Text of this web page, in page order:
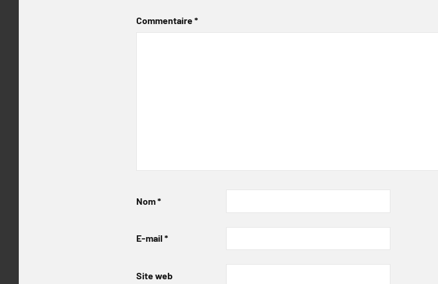
Commentaire*
Nom*
E-mail *
Site web